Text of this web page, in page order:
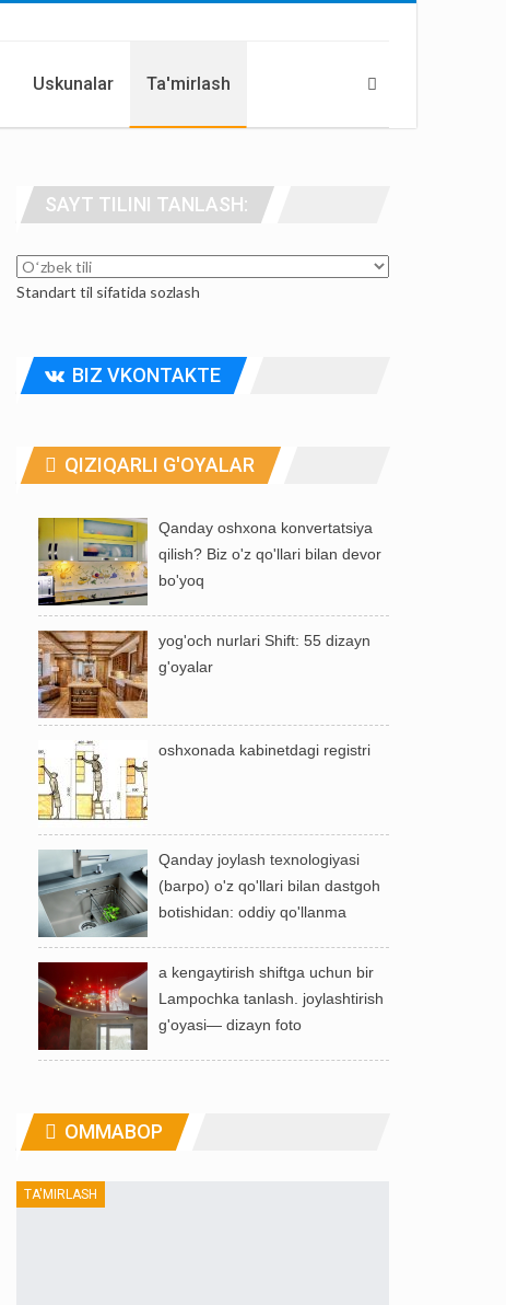
Uskunalar Ta'mirlash
SAYT TILINI TANLASH:
Standart til sifatida sozlash
BIZ VKONTAKTE
QIZIQARLI G'OYALAR
Qanday oshxona konvertatsiya
qilish? Biz o'z qo'llari bilan devor
bo'yoq
yog'och nurlari Shift: 55 dizayn
g'oyalar
oshxonada kabinetdagi registri
Qanday joylash texnologiyasi
(barpo) o'z qo'llari bilan dastgoh
botishidan: oddiy qo'llanma
a kengaytirish shiftga uchun bir
Lampochka tanlash. joylashtirish
g'oyasi— dizayn foto
OMMABOP
TA'MIRLASH